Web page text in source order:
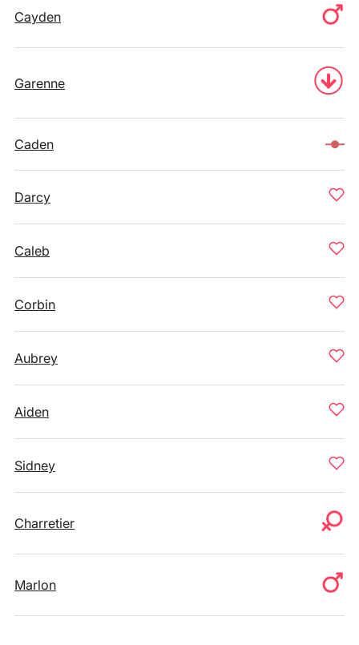
Cayden
Garenne
Caden
Darcy
Caleb
Corbin
Aubrey
Aiden
Sidney
Charretier
Marlon